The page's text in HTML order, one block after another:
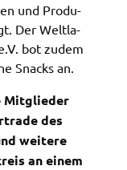
und Produ­
Der Welt­la­
bot zudem
Snacks an.
Mitglie­der
des
weite­re
an einem